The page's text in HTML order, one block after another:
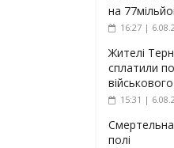
на
16:27 |
Жителі
сплатили
15:31 |
Смертельна
полі